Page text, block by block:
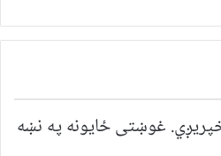
غوښتى ځایونه په نښه